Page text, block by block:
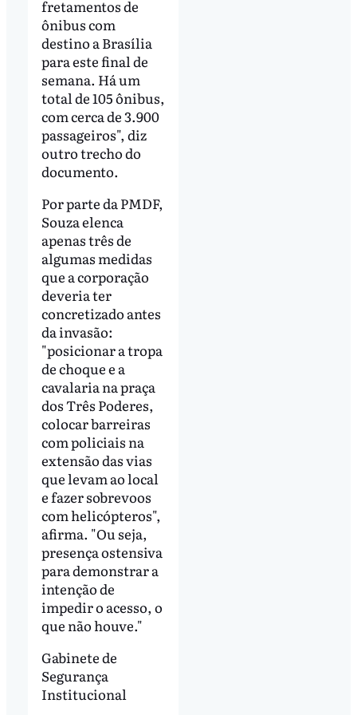
fretamentos de
ônibus com
destino a Brasília
para este final de
semana. Há um
total de 105 ônibus,
com cerca de 3.900
passageiros", diz
outro trecho do
documento.
Por parte da PMDF,
Souza elenca
apenas três de
algumas medidas
que a corporação
deveria ter
concretizado antes
da invasão:
"posicionar a tropa
de choque e a
cavalaria na praça
dos Três Poderes,
colocar barreiras
com policiais na
extensão das vias
que levam ao local
e fazer sobrevoos
com helicópteros",
afirma. "Ou seja,
presença ostensiva
para demonstrar a
intenção de
impedir o acesso, o
que não houve."
Gabinete de
Segurança
Institucional